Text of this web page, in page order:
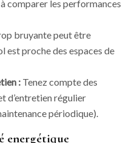
comparer les performances
bruyante peut être
est proche des espaces de
: Tenez compte des
d’entretien régulier
périodique).
energétique